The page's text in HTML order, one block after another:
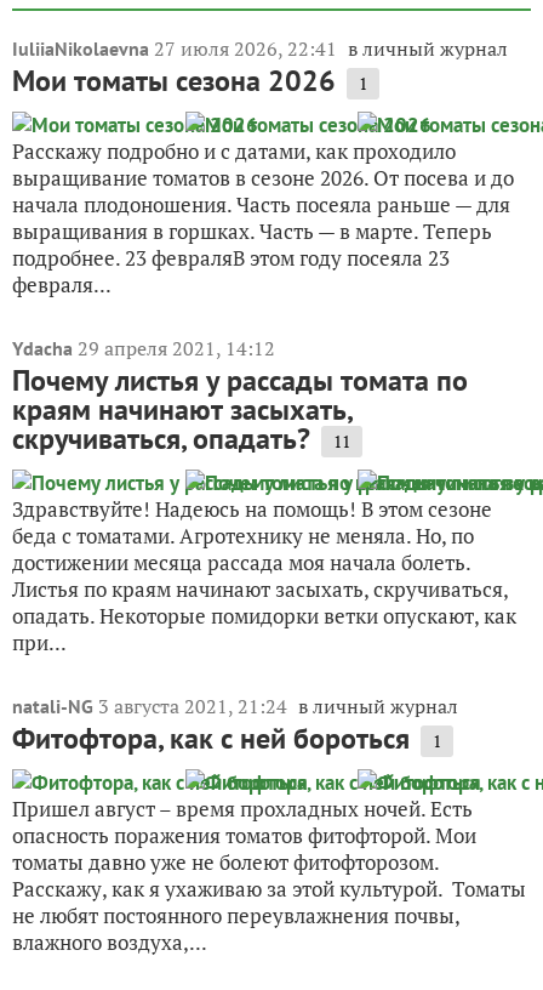
IuliiaNikolaevna 27 июля 2026, 22:41 в личный журнал
Мои томаты сезона 2026 1
Расскажу подробно и с датами, как проходило
выращивание томатов в сезоне 2026. От посева и до
начала плодоношения. Часть посеяла раньше — для
выращивания в горшках. Часть — в марте. Теперь
подробнее. 23 февраляВ этом году посеяла 23
февраля...
Ydacha 29 апреля 2021, 14:12
Почему листья у рассады томата по
краям начинают засыхать,
скручиваться, опадать? 11
Здравствуйте! Надеюсь на помощь! В этом сезоне
беда с томатами. Агротехнику не меняла. Но, по
достижении месяца рассада моя начала болеть.
Листья по краям начинают засыхать, скручиваться,
опадать. Некоторые помидорки ветки опускают, как
при...
natali-NG 3 августа 2021, 21:24 в личный журнал
Фитофтора, как с ней бороться 1
Пришел август – время прохладных ночей. Есть
опасность поражения томатов фитофторой. Мои
томаты давно уже не болеют фитофторозом.
Расскажу, как я ухаживаю за этой культурой. Томаты
не любят постоянного переувлажнения почвы,
влажного воздуха,...